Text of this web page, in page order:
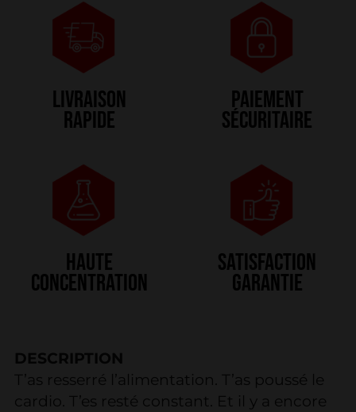
Livraison
rapide
PAIEMENT
SÉCURITAIRE
Haute
concentration
Satisfaction
garantie
DESCRIPTION
T’as resserré l’alimentation. T’as poussé le
cardio. T’es resté constant. Et il y a encore